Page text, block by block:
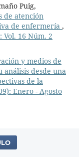
Puig,
de atención
de enfermería ,
Vol. 16 Núm. 2
y medios de
análisis desde una
de la
Enero - Agosto